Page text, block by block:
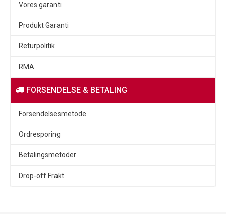
Vores garanti
Produkt Garanti
Returpolitik
RMA
FORSENDELSE & BETALING
Forsendelsesmetode
Ordresporing
Betalingsmetoder
Drop-off Frakt